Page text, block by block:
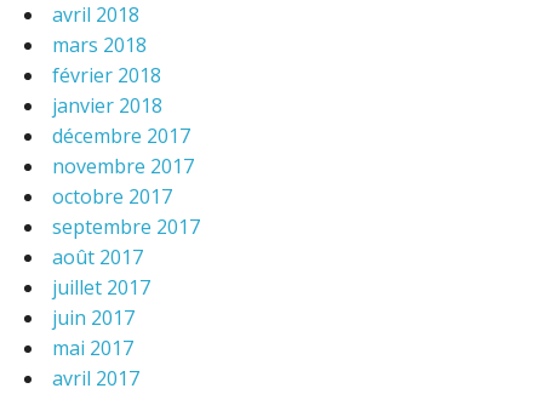
avril 2018
mars 2018
février 2018
janvier 2018
décembre 2017
novembre 2017
octobre 2017
septembre 2017
août 2017
juillet 2017
juin 2017
mai 2017
avril 2017